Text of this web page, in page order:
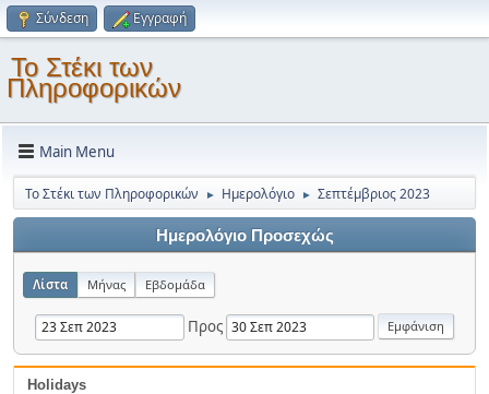
Σύνδεση Εγγραφή
Το Στέκι των
Πληροφορικών
Main Menu
Το Στέκι των Πληροφορικών ► Ημερολόγιο ► Σεπτέμβριος 2023
Ημερολόγιο Προσεχώς
Λίστα Μήνας Εβδομάδα
Προς
Holidays